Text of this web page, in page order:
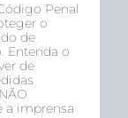
Penal
o
de
Entenda o
de
a imprensa